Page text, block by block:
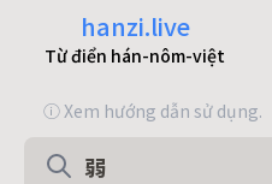
hanzi.live
Từ điển hán-nôm-việt
ⓘ Xem hướng dẫn sử dụng.